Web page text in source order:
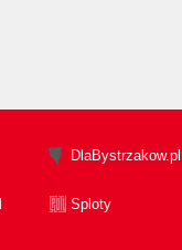
DlaBystrzakow.pl
Sploty